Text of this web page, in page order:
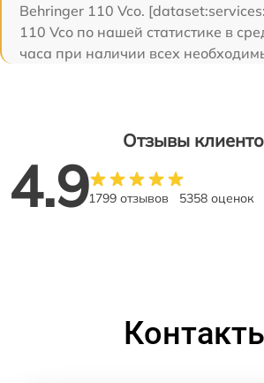
Behringer 110 Vco.
110 Vco по нашей статистике в
часа при наличии всех
Отзывы
4.91799 отзывов 5358 оценок